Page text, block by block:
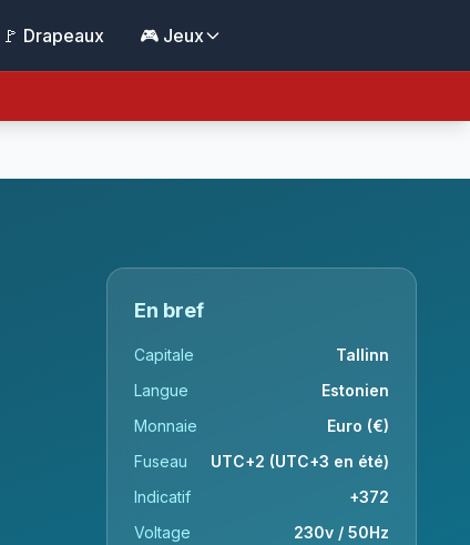
🚩 Drapeaux 🎮 Jeux
En bref
Capitale
Tallinn
Langue
Estonien
Monnaie
Euro (€)
Fuseau
UTC+2 (UTC+3 en été)
Indicatif
+372
Voltage
230v / 50Hz